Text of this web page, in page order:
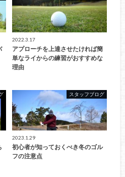
2022.3.17
アプローチを上達させたければ簡
単なライからの練習がおすすめな
理由
スタッフブログ
2023.1.29
初心者が知っておくべき冬のゴル
フの注意点